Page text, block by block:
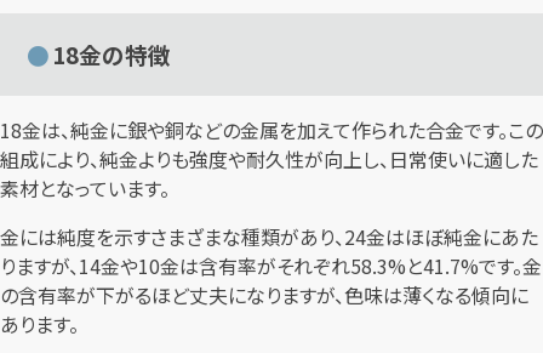
18金の特徴
18金は、純金に銀や銅などの金属を加えて作られた合金です。この
組成により、純金よりも強度や耐久性が向上し、日常使いに適した
素材となっています。
金には純度を示すさまざまな種類があり、24金はほぼ純金にあた
りますが、14金や10金は含有率がそれぞれ58.3%と41.7%です。金
の含有率が下がるほど丈夫になりますが、色味は薄くなる傾向に
あります。